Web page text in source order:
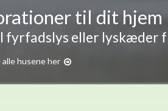
til dit hjem
fyrfadslys eller lyskæder
alle husene her